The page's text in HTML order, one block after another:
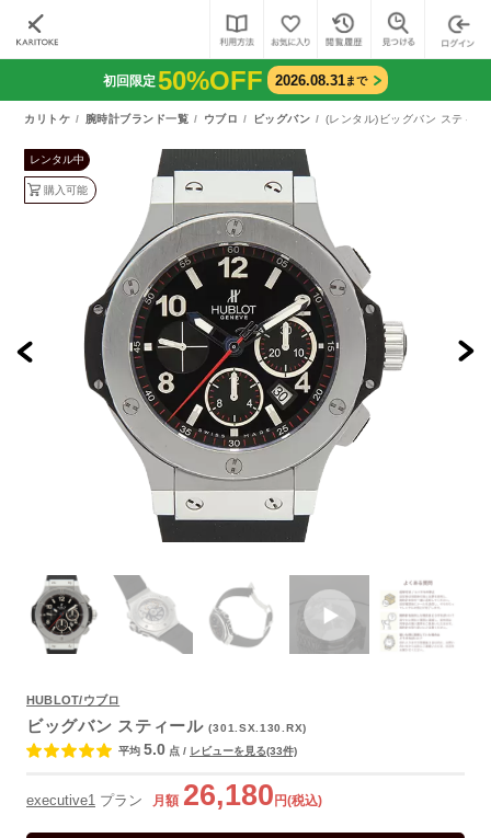
初回限定50%OFF 2026.08.31まで
カリトケ 腕時計ブランド一覧 ウブロ ビッグバン (レンタル)ビッグバン スティ
レンタル中
購入可能
HUBLOT/ウブロ
ビッグバン スティール(301.SX.130.RX)
平均 5.0 点 / レビューを見る(33件)
executive1 プラン 月額 26,180 円(税込)
よくあるご質問